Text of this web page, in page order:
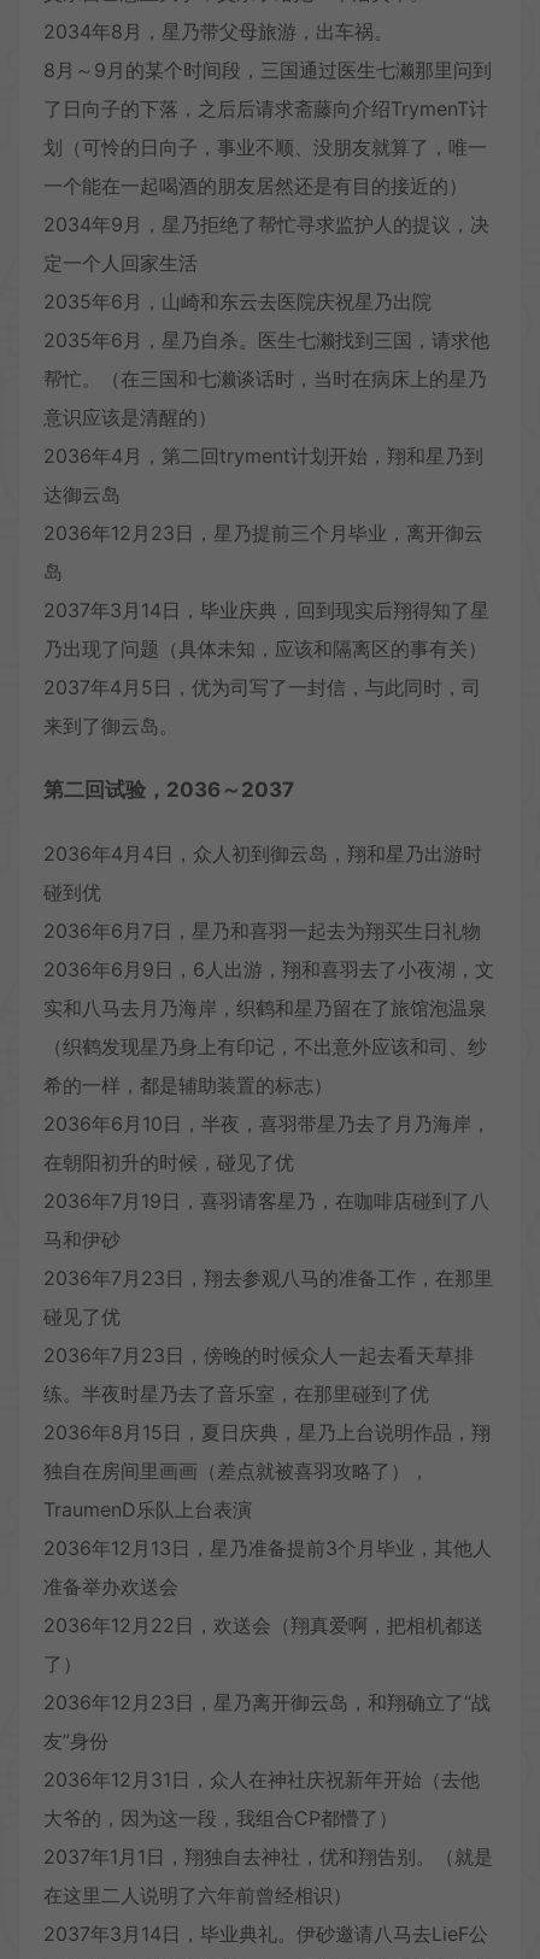
2034年8月，星乃带父母旅游，出车祸。
8月～9月的某个时间段，三国通过医生七濑那里问到
了日向子的下落，之后后请求斋藤向介绍TrymenT计
划（可怜的日向子，事业不顺、没朋友就算了，唯一
一个能在一起喝酒的朋友居然还是有目的接近的）
2034年9月，星乃拒绝了帮忙寻求监护人的提议，决
定一个人回家生活
2035年6月，山崎和东云去医院庆祝星乃出院
2035年6月，星乃自杀。医生七濑找到三国，请求他
帮忙。（在三国和七濑谈话时，当时在病床上的星乃
意识应该是清醒的）
2036年4月，第二回tryment计划开始，翔和星乃到
达御云岛
2036年12月23日，星乃提前三个月毕业，离开御云
岛
2037年3月14日，毕业庆典，回到现实后翔得知了星
乃出现了问题（具体未知，应该和隔离区的事有关）
2037年4月5日，优为司写了一封信，与此同时，司
来到了御云岛。
第二回试验，2036～2037
2036年4月4日，众人初到御云岛，翔和星乃出游时
碰到优
2036年6月7日，星乃和喜羽一起去为翔买生日礼物
2036年6月9日，6人出游，翔和喜羽去了小夜湖，文
实和八马去月乃海岸，织鹤和星乃留在了旅馆泡温泉
（织鹤发现星乃身上有印记，不出意外应该和司、纱
希的一样，都是辅助装置的标志）
2036年6月10日，半夜，喜羽带星乃去了月乃海岸，
在朝阳初升的时候，碰见了优
2036年7月19日，喜羽请客星乃，在咖啡店碰到了八
马和伊砂
2036年7月23日，翔去参观八马的准备工作，在那里
碰见了优
2036年7月23日，傍晚的时候众人一起去看天草排
练。半夜时星乃去了音乐室，在那里碰到了优
2036年8月15日，夏日庆典，星乃上台说明作品，翔
独自在房间里画画（差点就被喜羽攻略了），
TraumenD乐队上台表演
2036年12月13日，星乃准备提前3个月毕业，其他人
准备举办欢送会
2036年12月22日，欢送会（翔真爱啊，把相机都送
了）
2036年12月23日，星乃离开御云岛，和翔确立了“战
友”身份
2036年12月31日，众人在神社庆祝新年开始（去他
大爷的，因为这一段，我组合CP都懵了）
2037年1月1日，翔独自去神社，优和翔告别。（就是
在这里二人说明了六年前曾经相识）
2037年3月14日，毕业典礼。伊砂邀请八马去LieF公